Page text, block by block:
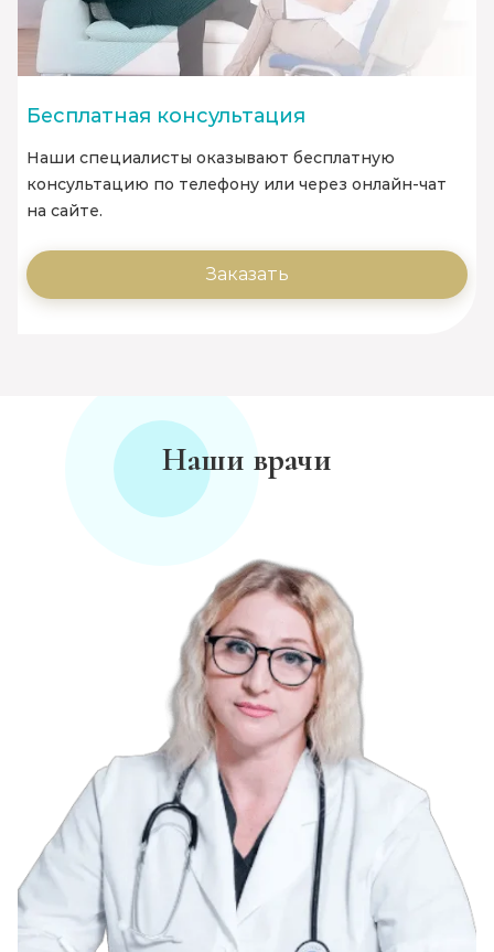
Бесплатная консультация
Наши специалисты оказывают бесплатную
консультацию по телефону или через онлайн-чат
на сайте.
Заказать
Наши врачи